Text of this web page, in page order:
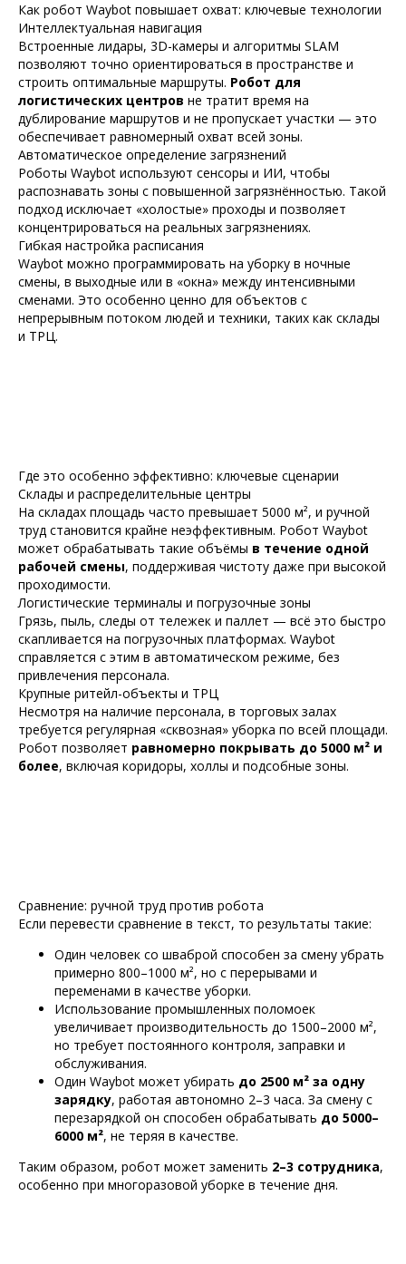
Как робот Waybot повышает охват: ключевые технологии
Интеллектуальная навигация
Встроенные лидары, 3D-камеры и алгоритмы SLAM
позволяют точно ориентироваться в пространстве и
строить оптимальные маршруты. Робот для
логистических центров не тратит время на
дублирование маршрутов и не пропускает участки — это
обеспечивает равномерный охват всей зоны.
Автоматическое определение загрязнений
Роботы Waybot используют сенсоры и ИИ, чтобы
распознавать зоны с повышенной загрязнённостью. Такой
подход исключает «холостые» проходы и позволяет
концентрироваться на реальных загрязнениях.
Гибкая настройка расписания
Waybot можно программировать на уборку в ночные
смены, в выходные или в «окна» между интенсивными
сменами. Это особенно ценно для объектов с
непрерывным потоком людей и техники, таких как склады
и ТРЦ.
Где это особенно эффективно: ключевые сценарии
Склады и распределительные центры
На складах площадь часто превышает 5000 м², и ручной
труд становится крайне неэффективным. Робот Waybot
может обрабатывать такие объёмы в течение одной
рабочей смены, поддерживая чистоту даже при высокой
проходимости.
Логистические терминалы и погрузочные зоны
Грязь, пыль, следы от тележек и паллет — всё это быстро
скапливается на погрузочных платформах. Waybot
справляется с этим в автоматическом режиме, без
привлечения персонала.
Крупные ритейл-объекты и ТРЦ
Несмотря на наличие персонала, в торговых залах
требуется регулярная «сквозная» уборка по всей площади.
Робот позволяет равномерно покрывать до 5000 м² и
более, включая коридоры, холлы и подсобные зоны.
Сравнение: ручной труд против робота
Если перевести сравнение в текст, то результаты такие:
Один человек со шваброй способен за смену убрать
примерно 800–1000 м², но с перерывами и
переменами в качестве уборки.
Использование промышленных поломоек
увеличивает производительность до 1500–2000 м²,
но требует постоянного контроля, заправки и
обслуживания.
Один Waybot может убирать до 2500 м² за одну
зарядку, работая автономно 2–3 часа. За смену с
перезарядкой он способен обрабатывать до 5000–
6000 м², не теряя в качестве.
Таким образом, робот может заменить 2–3 сотрудника,
особенно при многоразовой уборке в течение дня.